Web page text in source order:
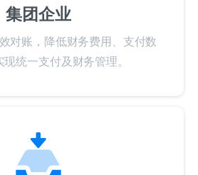
对账，降低财务费用、支付数